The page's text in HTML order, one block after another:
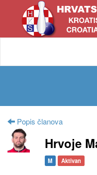
Popis članova
Hrvoje
M Aktivan